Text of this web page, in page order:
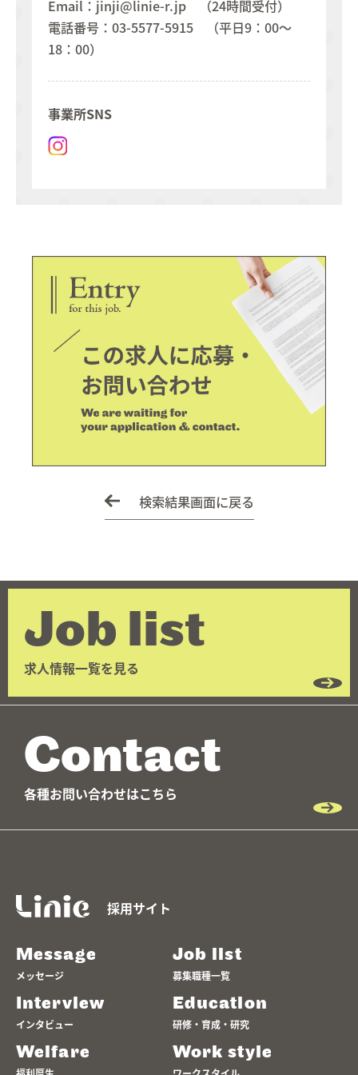
Email：jinji@linie-r.jp （24時間受付）
電話番号：03-5577-5915 （平日9：00～
18：00）
事業所SNS
検索結果画面に戻る
Contact
各種お問い合わせはこちら
Job list
求人情報一覧を見る
採用サイト
Message
メッセージ
Job list
募集職種一覧
Interview
インタビュー
Education
研修・育成・研究
Welfare Work style